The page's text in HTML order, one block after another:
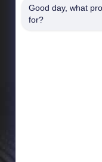
Good day, what
for?